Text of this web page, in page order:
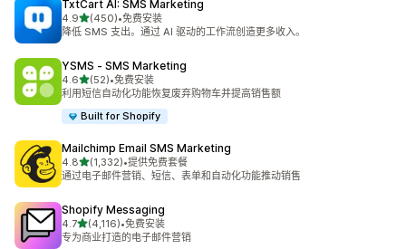
TxtCart AI: SMS Marketing
4.9星（满分 5 星）
(450)
总共 450 条评论
•免费安装
降低 SMS 支出。通过 AI 驱动的工作流创造更多收入。
YSMS ‑ SMS Marketing
4.6星（满分 5 星）
(52)
总共 52 条评论
•免费安装
利用短信自动化功能恢复废弃购物车并提高销售额
Built for Shopify
Mailchimp Email SMS Marketing
4.8星（满分 5 星）
(1,332)
总共 1332 条评论
•提供免费套餐
通过电子邮件营销、短信、表单和自动化功能推动销售
Shopify Messaging
4.7星（满分 5 星）
(4,116)
总共 4116 条评论
•免费安装
专为商业打造的电子邮件营销